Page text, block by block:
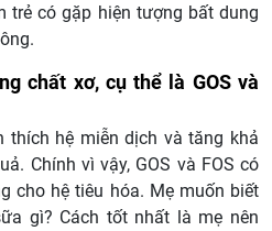
trẻ có gặp hiện tượng bất dung
chất xơ, cụ thể là GOS và
thích hệ miễn dịch và tăng khả
Chính vì vậy, GOS và FOS có
cho hệ tiêu hóa. Mẹ muốn biết
gì? Cách tốt nhất là mẹ nên